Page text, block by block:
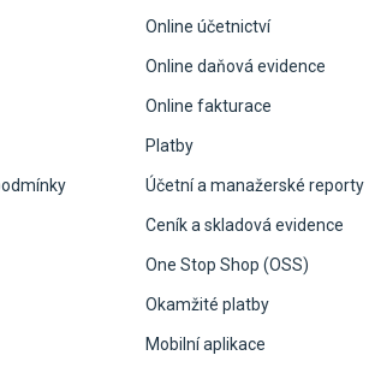
Online účetnictví
Online daňová evidence
Online fakturace
Platby
Účetní a manažerské reporty
Ceník a skladová evidence
One Stop Shop (OSS)
Okamžité platby
Mobilní aplikace